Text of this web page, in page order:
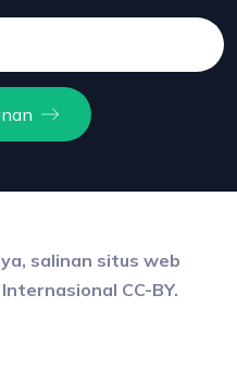
salinan situs web
CC-BY.